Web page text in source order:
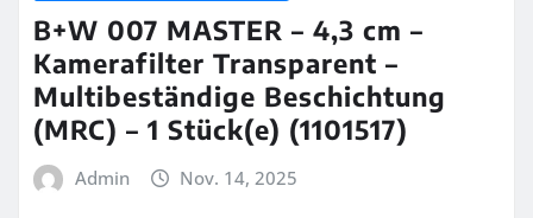
B+W 007 MASTER – 4,3 cm –
Kamerafilter Transparent –
Multibeständige Beschichtung
(MRC) – 1 Stück(e) (1101517)
Admin Nov. 14, 2025